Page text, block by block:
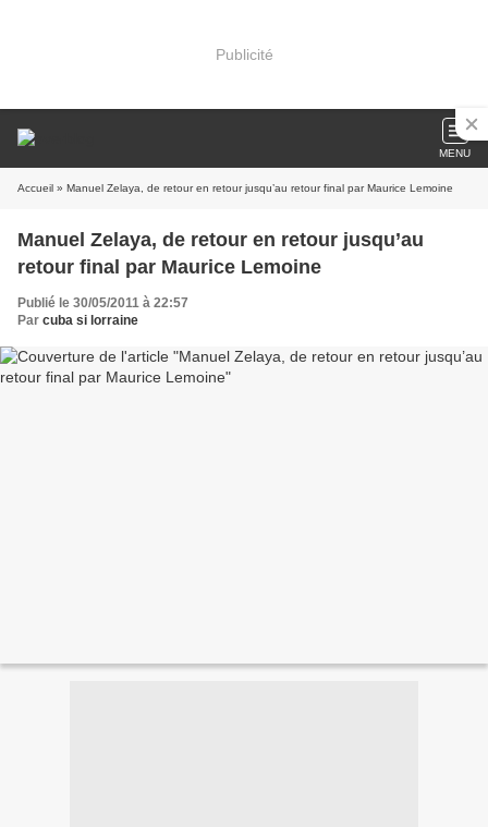
Publicité
MENU
Accueil » Manuel Zelaya, de retour en retour jusqu’au retour final par Maurice Lemoine
Manuel Zelaya, de retour en retour jusqu’au
retour final par Maurice Lemoine
Publié le 30/05/2011 à 22:57
Par cuba si lorraine